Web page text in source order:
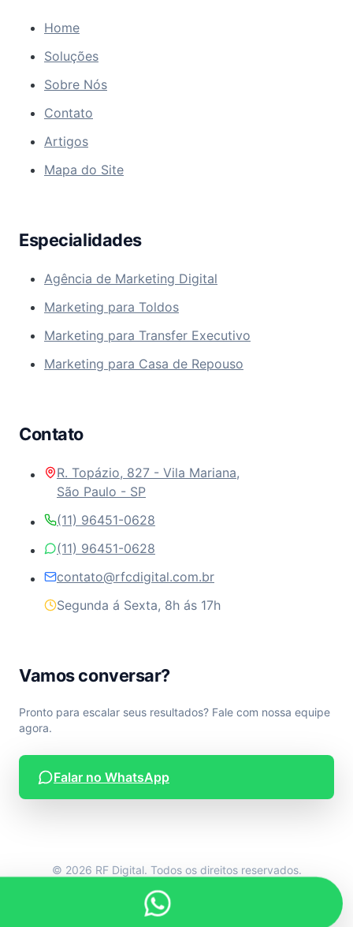
Home
Soluções
Sobre Nós
Contato
Artigos
Mapa do Site
Especialidades
Agência de Marketing Digital
Marketing para Toldos
Marketing para Transfer Executivo
Marketing para Casa de Repouso
Contato
R. Topázio, 827 - Vila Mariana,
São Paulo - SP
(11) 96451-0628
(11) 96451-0628
contato@rfcdigital.com.br
Segunda á Sexta, 8h ás 17h
Vamos conversar?
Pronto para escalar seus resultados? Fale com nossa equipe
agora.
Falar no WhatsApp
© 2026 RF Digital. Todos os direitos reservados.
Privacidade